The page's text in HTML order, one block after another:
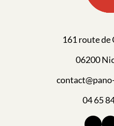
161 route de
06200
04 65